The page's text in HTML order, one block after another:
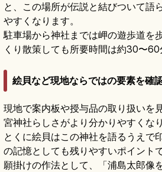
と、この場所が伝説と結びついて語
やすくなります。
駐車場から神社までは岬の遊歩道を
くり散策しても所要時間は約30〜60
絵貝など現地ならではの要素を確
現地で案内板や授与品の取り扱いを
宮神社らしさがより分かりやすくなり
とくに絵貝はこの神社を語るうえで
の記憶としても残りやすいポイントで
願掛けの作法として、「浦島太郎像